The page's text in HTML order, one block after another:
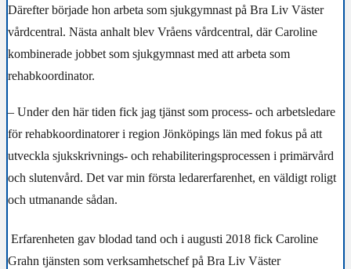
Därefter började hon arbeta som sjukgymnast på Bra Liv Väster
vårdcentral. Nästa anhalt blev Vråens vårdcentral, där Caroline
kombinerade jobbet som sjukgymnast med att arbeta som
rehabkoordinator.
– Under den här tiden fick jag tjänst som process- och arbetsledare
för rehabkoordinatorer i region Jönköpings län med fokus på att
utveckla sjukskrivnings- och rehabiliteringsprocessen i primärvård
och slutenvård. Det var min första ledarerfarenhet, en väldigt roligt
och utmanande sådan.
Erfarenheten gav blodad tand och i augusti 2018 fick Caroline
Grahn tjänsten som verksamhetschef på Bra Liv Väster